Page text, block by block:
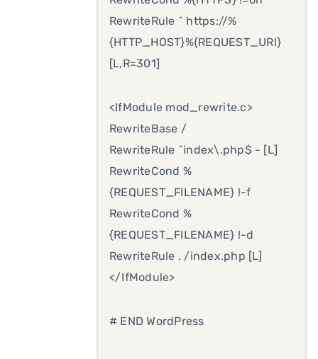
RewriteRule ^ https://%
{HTTP_HOST}%{REQUEST_URI}
[L,R=301]
<IfModule mod_rewrite.c>
RewriteBase /
RewriteRule ^index\.php$ - [L]
RewriteCond %
{REQUEST_FILENAME} !-f
RewriteCond %
{REQUEST_FILENAME} !-d
RewriteRule . /index.php [L]
</IfModule>
# END WordPress